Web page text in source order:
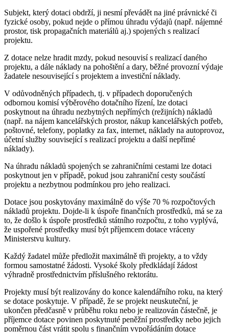
Subjekt, který dotaci obdrží, ji nesmí převádět na jiné právnické či
fyzické osoby, pokud nejde o přímou úhradu výdajů (např. nájemné
prostor, tisk propagačních materiálů aj.) spojených s realizací
projektu.
Z dotace nelze hradit mzdy, pokud nesouvisí s realizací daného
projektu, a dále náklady na pohoštění a dary, běžné provozní výdaje
žadatele nesouvisející s projektem a investiční náklady.
V odůvodněných případech, tj. v případech doporučených
odbornou komisí výběrového dotačního řízení, lze dotaci
poskytnout na úhradu nezbytných nepřímých (režijních) nákladů
(např. na nájem kancelářských prostor, nákup kancelářských potřeb,
poštovné, telefony, poplatky za fax, internet, náklady na autoprovoz,
účetní služby související s realizací projektu a další nepřímé
náklady).
Na úhradu nákladů spojených se zahraničními cestami lze dotaci
poskytnout jen v případě, pokud jsou zahraniční cesty součástí
projektu a nezbytnou podmínkou pro jeho realizaci.
Dotace jsou poskytovány maximálně do výše 70 % rozpočtových
nákladů projektu. Dojde-li k úspoře finančních prostředků, má se za
to, že došlo k úspoře prostředků státního rozpočtu, z toho vyplývá,
že uspořené prostředky musí být příjemcem dotace vráceny
Ministerstvu kultury.
Každý žadatel může předložit maximálně tři projekty, a to vždy
formou samostatné žádosti. Vysoké školy předkládají žádost
výhradně prostřednictvím příslušného rektorátu.
Projekty musí být realizovány do konce kalendářního roku, na který
se dotace poskytuje. V případě, že se projekt neuskuteční, je
ukončen předčasně v průběhu roku nebo je realizován částečně, je
příjemce dotace povinen poskytnuté peněžní prostředky nebo jejich
poměrnou část vrátit spolu s finančním vypořádáním dotace